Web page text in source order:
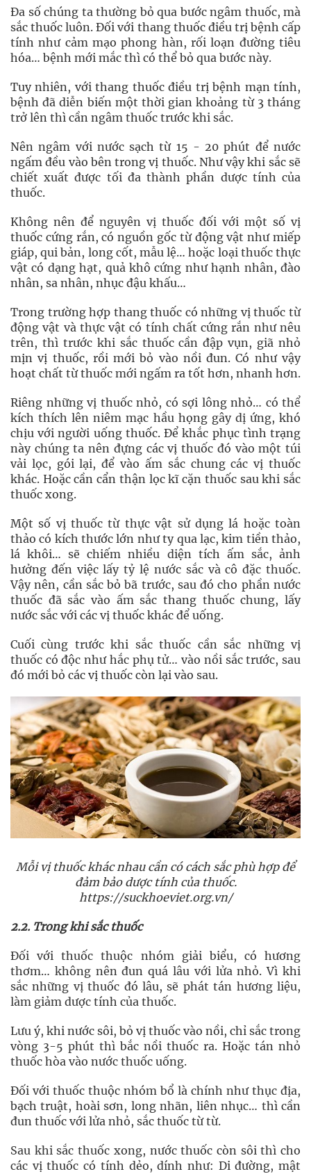
Đa số chúng ta thường bỏ qua bước ngâm thuốc, mà
sắc thuốc luôn. Đối với thang thuốc điều trị bệnh cấp
tính như cảm mạo phong hàn, rối loạn đường tiêu
hóa… bệnh mới mắc thì có thể bỏ qua bước này.
Tuy nhiên, với thang thuốc điều trị bệnh mạn tính,
bệnh đã diễn biến một thời gian khoảng từ 3 tháng
trở lên thì cần ngâm thuốc trước khi sắc.
Nên ngâm với nước sạch từ 15 - 20 phút để nước
ngấm đều vào bên trong vị thuốc. Như vậy khi sắc sẽ
chiết xuất được tối đa thành phần dược tính của
thuốc.
Không nên để nguyên vị thuốc đối với một số vị
thuốc cứng rắn, có nguồn gốc từ động vật như miếp
giáp, qui bản, long cốt, mẫu lệ… hoặc loại thuốc thực
vật có dạng hạt, quả khô cứng như hạnh nhân, đào
nhân, sa nhân, nhục đậu khấu…
Trong trường hợp thang thuốc có những vị thuốc từ
động vật và thực vật có tính chất cứng rắn như nêu
trên, thì trước khi sắc thuốc cần đập vụn, giã nhỏ
mịn vị thuốc, rồi mới bỏ vào nồi đun. Có như vậy
hoạt chất từ thuốc mới ngấm ra tốt hơn, nhanh hơn.
Riêng những vị thuốc nhỏ, có sợi lông nhỏ… có thể
kích thích lên niêm mạc hầu họng gây dị ứng, khó
chịu với người uống thuốc. Để khắc phục tình trạng
này chúng ta nên đựng các vị thuốc đó vào một túi
vải lọc, gói lại, để vào ấm sắc chung các vị thuốc
khác. Hoặc cần cẩn thận lọc kĩ cặn thuốc sau khi sắc
thuốc xong.
Một số vị thuốc từ thực vật sử dụng lá hoặc toàn
thảo có kích thước lớn như ty qua lạc, kim tiền thảo,
lá khôi… sẽ chiếm nhiều diện tích ấm sắc, ảnh
hưởng đến việc lấy tỷ lệ nước sắc và cô đặc thuốc.
Vậy nên, cần sắc bỏ bã trước, sau đó cho phần nước
thuốc đã sắc vào ấm sắc thang thuốc chung, lấy
nước sắc với các vị thuốc khác để uống.
Cuối cùng trước khi sắc thuốc cần sắc những vị
thuốc có độc như hắc phụ tử… vào nồi sắc trước, sau
đó mới bỏ các vị thuốc còn lại vào sau.
Mỗi vị thuốc khác nhau cần có cách sắc phù hợp để
đảm bảo dược tính của thuốc.
https://suckhoeviet.org.vn/
2.2. Trong khi sắc thuốc
Đối với thuốc thuộc nhóm giải biểu, có hương
thơm… không nên đun quá lâu với lửa nhỏ. Vì khi
sắc những vị thuốc đó lâu, sẽ phát tán hương liệu,
làm giảm dược tính của thuốc.
Lưu ý, khi nước sôi, bỏ vị thuốc vào nồi, chỉ sắc trong
vòng 3-5 phút thì bắc nồi thuốc ra. Hoặc tán nhỏ
thuốc hòa vào nước thuốc uống.
Đối với thuốc thuộc nhóm bổ là chính như thục địa,
bạch truật, hoài sơn, long nhãn, liên nhục… thì cần
đun thuốc với lửa nhỏ, sắc thuốc từ từ.
Sau khi sắc thuốc xong, nước thuốc còn sôi thì cho
các vị thuốc có tính dẻo, dính như: Di đường, mật